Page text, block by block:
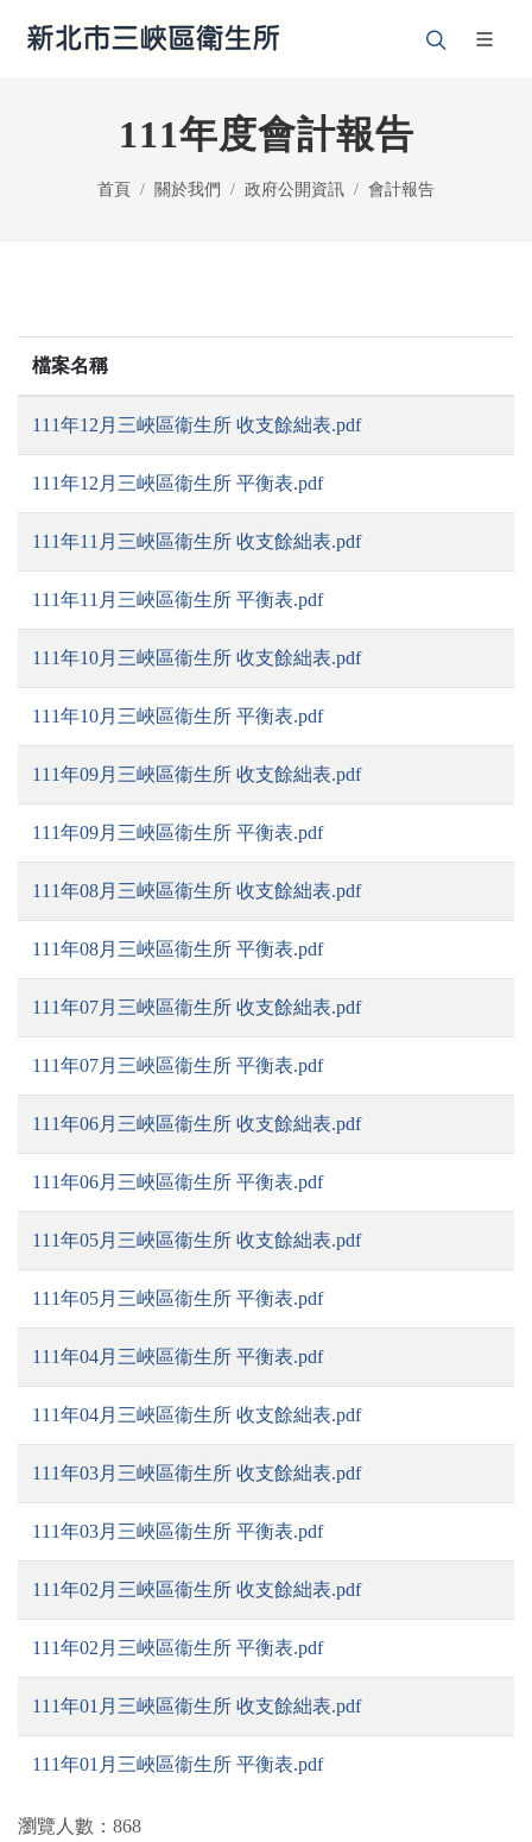
111年度會計報告
首頁 關於我們 政府公開資訊 會計報告
檔案名稱
111年12月三峽區衞生所 收支餘絀表.pdf
111年12月三峽區衞生所 平衡表.pdf
111年11月三峽區衞生所 收支餘絀表.pdf
111年11月三峽區衞生所 平衡表.pdf
111年10月三峽區衞生所 收支餘絀表.pdf
111年10月三峽區衞生所 平衡表.pdf
111年09月三峽區衞生所 收支餘絀表.pdf
111年09月三峽區衞生所 平衡表.pdf
111年08月三峽區衞生所 收支餘絀表.pdf
111年08月三峽區衞生所 平衡表.pdf
111年07月三峽區衞生所 收支餘絀表.pdf
111年07月三峽區衞生所 平衡表.pdf
111年06月三峽區衞生所 收支餘絀表.pdf
111年06月三峽區衞生所 平衡表.pdf
111年05月三峽區衞生所 收支餘絀表.pdf
111年05月三峽區衞生所 平衡表.pdf
111年04月三峽區衞生所 平衡表.pdf
111年04月三峽區衞生所 收支餘絀表.pdf
111年03月三峽區衞生所 收支餘絀表.pdf
111年03月三峽區衞生所 平衡表.pdf
111年02月三峽區衞生所 收支餘絀表.pdf
111年02月三峽區衞生所 平衡表.pdf
111年01月三峽區衞生所 收支餘絀表.pdf
111年01月三峽區衞生所 平衡表.pdf
瀏覽人數：868